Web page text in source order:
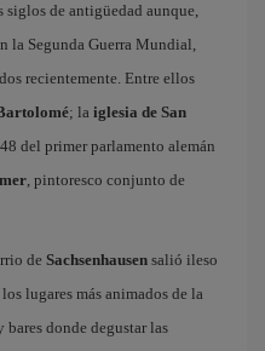
de antigüedad aunque,
la Segunda Guerra Mundial,
recientemente. Entre ellos
; la iglesia de San
del primer parlamento alemán
, pintoresco conjunto de
de Sachsenhausen salió ileso
lugares más animados de la
donde degustar las